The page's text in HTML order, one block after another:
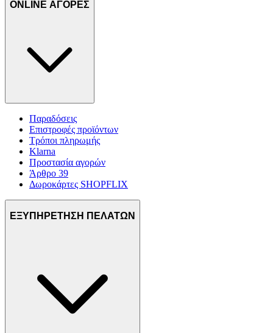
ONLINE ΑΓΟΡΕΣ
Παραδόσεις
Επιστροφές προϊόντων
Τρόποι πληρωμής
Klarna
Προστασία αγορών
Άρθρο 39
Δωροκάρτες SHOPFLIX
ΕΞΥΠΗΡΕΤΗΣΗ ΠΕΛΑΤΩΝ